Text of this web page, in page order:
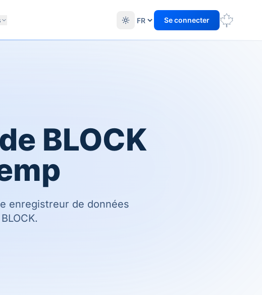
Se connecter
BLOCK
enregistreur de données